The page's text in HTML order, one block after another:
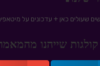
שעולים כאן + עדכונים על
קולגות שייהנו